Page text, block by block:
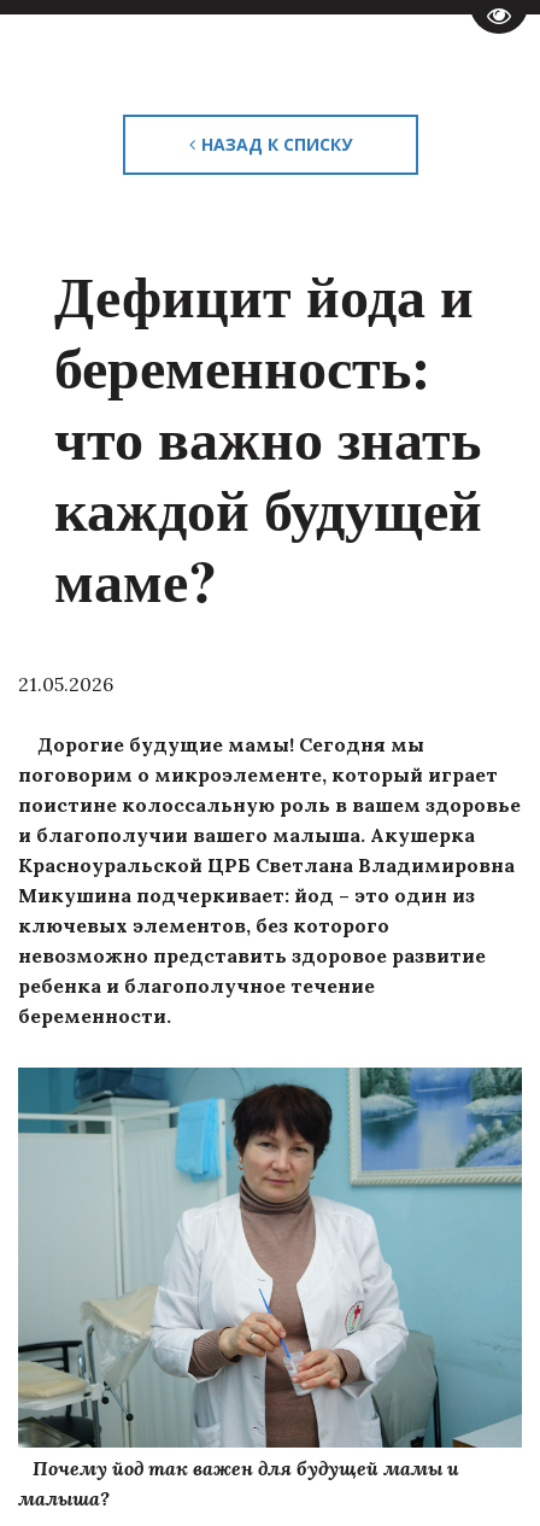
НАЗАД К СПИСКУ
Дефицит йода и
беременность:
что важно знать
каждой будущей
маме?
21.05.2026
Дорогие будущие мамы! Сегодня мы
поговорим о микроэлементе, который играет
поистине колоссальную роль в вашем здоровье
и благополучии вашего малыша. Акушерка
Красноуральской ЦРБ Светлана Владимировна
Микушина подчеркивает: йод – это один из
ключевых элементов, без которого
невозможно представить здоровое развитие
ребенка и благополучное течение
беременности.
Почему йод так важен для будущей мамы и
малыша?